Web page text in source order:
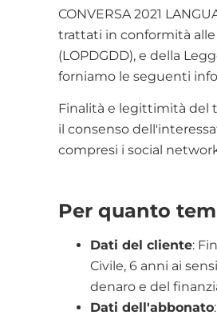
CONVERSA 2021
trattati in conformità alle
(LOPDGDD), e della
forniamo le seguenti
Finalità e legittimità del
il consenso
compresi i social
Per quanto
Dati del cliente:
Civile, 6 anni ai
denaro e del
Dati dell'abbonato